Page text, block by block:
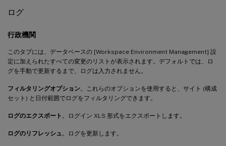
ログ
行政機関
このタブには、データベースの [Workspace Environment Management] 設
定に加えられたすべての変更のリストが表示されます。デフォルトでは、ロ
グを手動で更新するまで、ログは入力されません。
フィルタリングオプション。これらのオプションを使用すると、サイト (構成
セット) と日付範囲でログをフィルタリングできます。
ログのエクスポート 。ログイン XLS 形式をエクスポートします。
ログのリフレッシュ 。ログを更新します。